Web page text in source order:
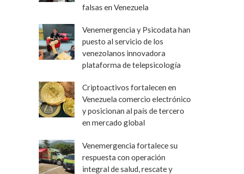
falsas en Venezuela
Venemergencia y Psicodata han
puesto al servicio de los
venezolanos innovadora
plataforma de telepsicología
Criptoactivos fortalecen en
Venezuela comercio electrónico
y posicionan al país de tercero
en mercado global
Venemergencia fortalece su
respuesta con operación
integral de salud, rescate y